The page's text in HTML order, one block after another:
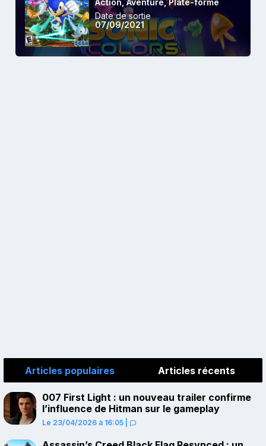
Action ,Aventure ,Plate-forme
Date de sortie
07/09/2021
Articles populaires Articles récents
007 First Light : un nouveau trailer confirme
l’influence de Hitman sur le gameplay
Le 23/04/2026 à 16:05